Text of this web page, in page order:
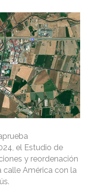
el Estudio de
y reordenación
calle América con la